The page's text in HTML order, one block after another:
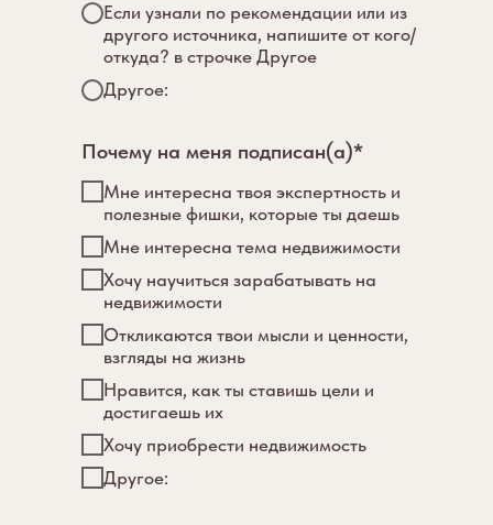
Если узнали по рекомендации или из
другого источника, напишите от кого/
откуда? в строчке Другое
Другое:
Почему на меня подписан(а)*
Мне интересна твоя экспертность и
полезные фишки, которые ты даешь
Мне интересна тема недвижимости
Хочу научиться зарабатывать на
недвижимости
Откликаются твои мысли и ценности,
взгляды на жизнь
Нравится, как ты ставишь цели и
достигаешь их
Хочу приобрести недвижимость
Другое: